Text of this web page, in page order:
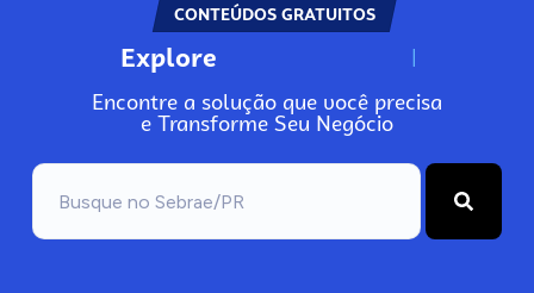
CONTEÚDOS GRATUITOS
Explore N
Encontre a solução que você precisa
e Transforme Seu Negócio